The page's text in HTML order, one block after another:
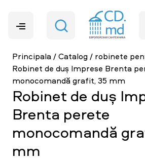
Principala/Catalog/ robinete
Robinet de duș Imprese Brenta
monocomandă grafit, 35 mm
Robinet de duș
Brenta perete
monocomandă
mm